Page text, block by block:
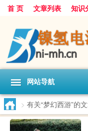
首 页 文章列表 知识
网站导航
> 有关“梦幻西游”的